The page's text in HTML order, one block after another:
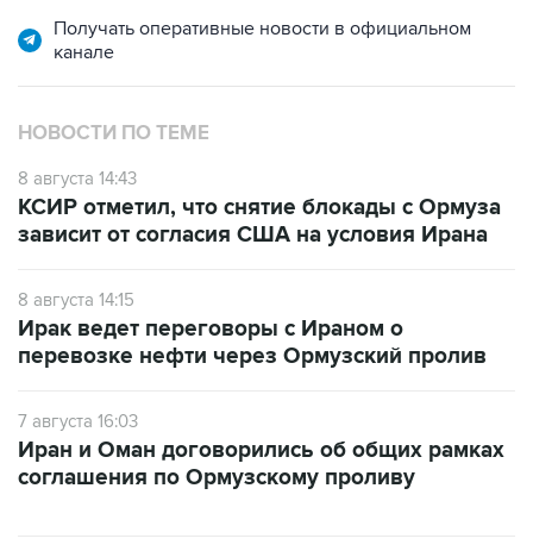
Получать оперативные новости в официальном
канале
НОВОСТИ ПО ТЕМЕ
8 августа 14:43
КСИР отметил, что снятие блокады с Ормуза
зависит от согласия США на условия Ирана
8 августа 14:15
Ирак ведет переговоры с Ираном о
перевозке нефти через Ормузский пролив
7 августа 16:03
Иран и Оман договорились об общих рамках
соглашения по Ормузскому проливу